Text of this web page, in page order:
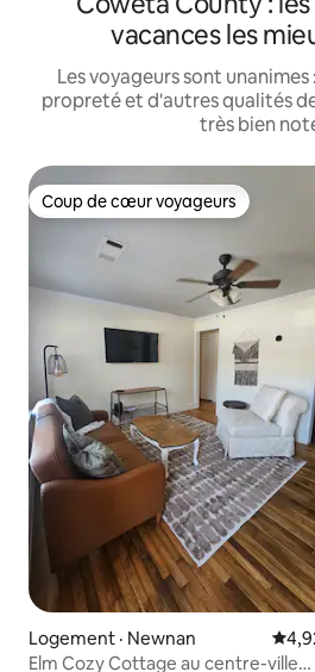
vacances les
Les voyageurs sont
propreté et d'autres qualités
très bien
Coup de cœur voyageurs
Coup de cœur voyageurs
Logement · Newnan
Elm Cozy Cottage au centre-ville